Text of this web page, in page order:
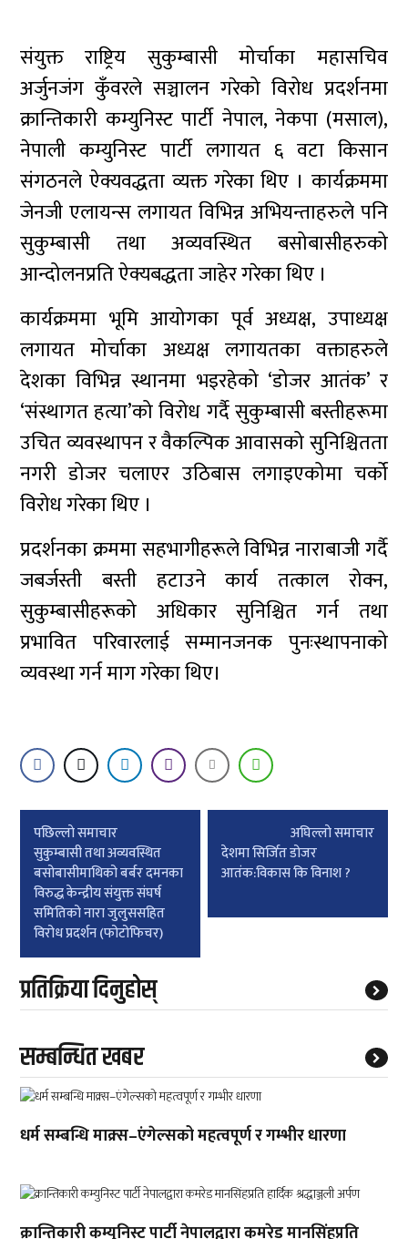
संयुक्त राष्ट्रिय सुकुम्बासी मोर्चाका महासचिव
अर्जुनजंग कुँवरले सञ्चालन गरेको विरोध प्रदर्शनमा
क्रान्तिकारी कम्युनिस्ट पार्टी नेपाल, नेकपा (मसाल),
नेपाली कम्युनिस्ट पार्टी लगायत ६ वटा किसान
संगठनले ऐक्यवद्धता व्यक्त गरेका थिए । कार्यक्रममा
जेनजी एलायन्स लगायत विभिन्न अभियन्ताहरुले पनि
सुकुम्बासी तथा अव्यवस्थित बसोबासीहरुको
आन्दोलनप्रति ऐक्यबद्धता जाहेर गरेका थिए ।
कार्यक्रममा भूमि आयोगका पूर्व अध्यक्ष, उपाध्यक्ष
लगायत मोर्चाका अध्यक्ष लगायतका वक्ताहरुले
देशका विभिन्न स्थानमा भइरहेको ‘डोजर आतंक’ र
‘संस्थागत हत्या’को विरोध गर्दै सुकुम्बासी बस्तीहरूमा
उचित व्यवस्थापन र वैकल्पिक आवासको सुनिश्चितता
नगरी डोजर चलाएर उठिबास लगाइएकोमा चर्को
विरोध गरेका थिए ।
प्रदर्शनका क्रममा सहभागीहरूले विभिन्न नाराबाजी गर्दै
जबर्जस्ती बस्ती हटाउने कार्य तत्काल रोक्न,
सुकुम्बासीहरूको अधिकार सुनिश्चित गर्न तथा
प्रभावित परिवारलाई सम्मानजनक पुनःस्थापनाको
व्यवस्था गर्न माग गरेका थिए।
Post
navigation
पछिल्लाे समाचार
सुकुम्बासी तथा अव्यवस्थित
बसोबासीमाथिको बर्बर दमनका
विरुद्ध केन्द्रीय संयुक्त संघर्ष
समितिको नारा जुलुससहित
विरोध प्रदर्शन (फोटोफिचर)
अघिल्लाे समाचार
देशमा सिर्जित डोजर
आतंक:विकास कि विनाश ?
प्रतिक्रिया दिनुहोस्
सम्बन्धित खबर
धर्म सम्बन्धि माक्र्स–एंगेल्सको महत्वपूर्ण र गम्भीर धारणा
क्रान्तिकारी कम्युनिस्ट पार्टी नेपालद्वारा कमरेड मानसिंहप्रति